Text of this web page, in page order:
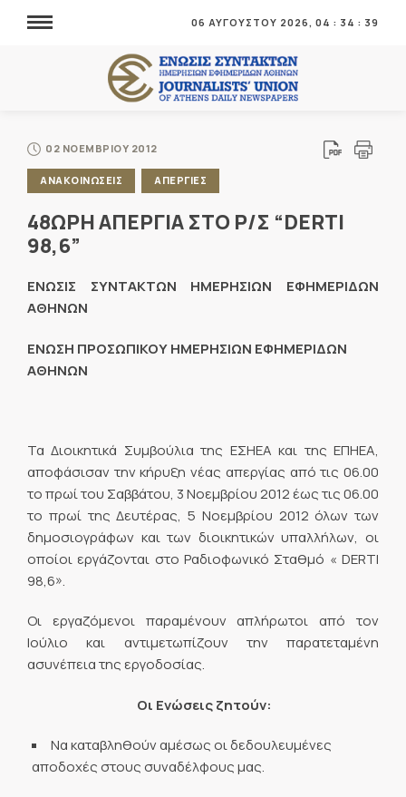
06 ΑΥΓΟΥΣΤΟΥ 2026, 04 : 34 : 41
02 ΝΟΕΜΒΡΙΟΥ 2012
ΑΝΑΚΟΙΝΩΣΕΙΣ ΑΠΕΡΓΙΕΣ
48ΩΡΗ ΑΠΕΡΓΙΑ ΣΤΟ Ρ/Σ “DERTI
98,6”
ΕΝΩΣΙΣ ΣΥΝΤΑΚΤΩΝ ΗΜΕΡΗΣΙΩΝ ΕΦΗΜΕΡΙΔΩΝ
ΑΘΗΝΩΝ
ΕΝΩΣΗ ΠΡΟΣΩΠΙΚΟΥ ΗΜΕΡΗΣΙΩΝ ΕΦΗΜΕΡΙΔΩΝ
ΑΘΗΝΩΝ
Τα Διοικητικά Συμβούλια της ΕΣΗΕΑ και της ΕΠΗΕΑ,
αποφάσισαν την κήρυξη νέας απεργίας από τις 06.00
το πρωί του Σαββάτου, 3 Νοεμβρίου 2012 έως τις 06.00
το πρωί της Δευτέρας, 5 Νοεμβρίου 2012 όλων των
δημοσιογράφων και των διοικητικών υπαλλήλων, οι
οποίοι εργάζονται στο Ραδιοφωνικό Σταθμό « DERTI
98,6».
Οι εργαζόμενοι παραμένουν απλήρωτοι από τον
Ιούλιο και αντιμετωπίζουν την παρατεταμένη
ασυνέπεια της εργοδοσίας.
Οι Ενώσεις ζητούν:
Να καταβληθούν αμέσως οι δεδουλευμένες
αποδοχές στους συναδέλφους μας.